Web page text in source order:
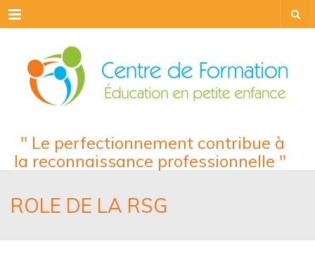
Menu
" Le perfectionnement contribue à
la reconnaissance professionnelle "
ROLE DE LA RSG